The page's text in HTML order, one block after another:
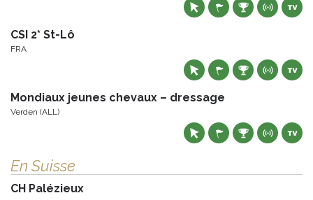
CSI 2* St-Lô
FRA
Mondiaux jeunes chevaux – dressage
Verden (ALL)
En Suisse
CH Palézieux